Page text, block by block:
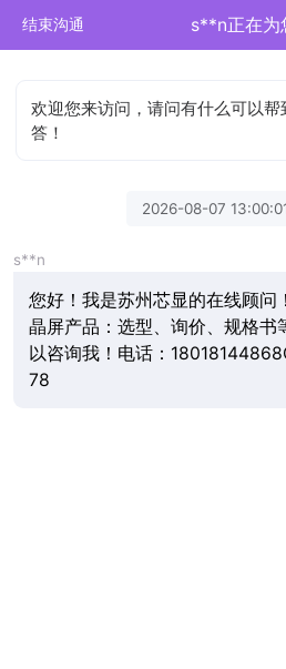
结束沟通 s**n正在为
欢迎您来访问，请问有什么可以
答！
2026-08-07
s**n
您好！我是苏州芯显的在线顾问
晶屏产品：选型、询价、规格书
以咨询我！电话：
78